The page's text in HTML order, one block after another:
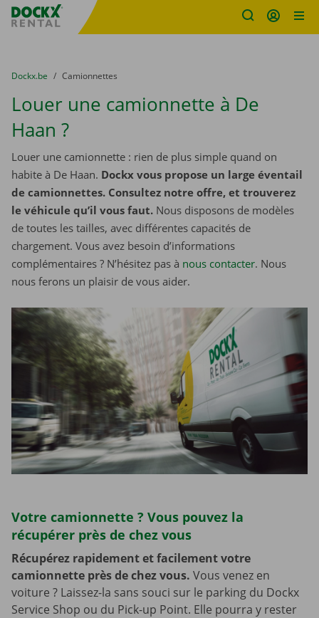
sitename
You are here:
du
Dockx.be to
Camionnettes
Louer une camionnette à De
Haan ?
Louer une camionnette : rien de plus simple quand on
habite à De Haan. Dockx vous propose un large éventail
de camionnettes. Consultez notre offre, et trouverez
le véhicule qu’il vous faut. Nous disposons de modèles
de toutes les tailles, avec différentes capacités de
chargement. Vous avez besoin d’informations
complémentaires ? N’hésitez pas à nous contacter. Nous
nous ferons un plaisir de vous aider.
Votre camionnette ? Vous pouvez la
récupérer près de chez vous
Récupérez rapidement et facilement votre
camionnette près de chez vous. Vous venez en
voiture ? Laissez-la sans souci sur le parking du Dockx
Service Shop ou du Pick-up Point. Elle pourra y rester